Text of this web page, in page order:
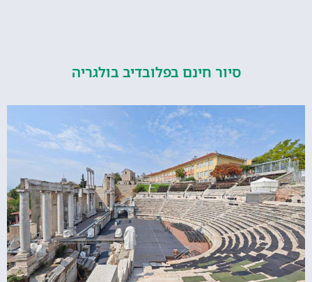
סיור חינם בפלובדיב בולגריה